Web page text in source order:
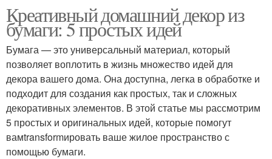
Креативный домашний декор из
бумаги: 5 простых идей
Бумага — это универсальный материал, который
позволяет воплотить в жизнь множество идей для
декора вашего дома. Она доступна, легка в обработке и
подходит для создания как простых, так и сложных
декоративных элементов. В этой статье мы рассмотрим
5 простых и оригинальных идей, которые помогут
вамtransformировать ваше жилое пространство с
помощью бумаги.